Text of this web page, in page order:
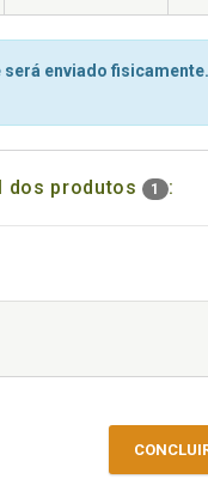
será enviado fisicamente.
dos produtos 1 :